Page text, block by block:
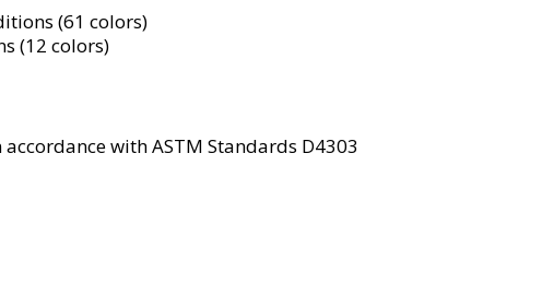
(61 colors)
(12 colors)
with ASTM Standards D4303